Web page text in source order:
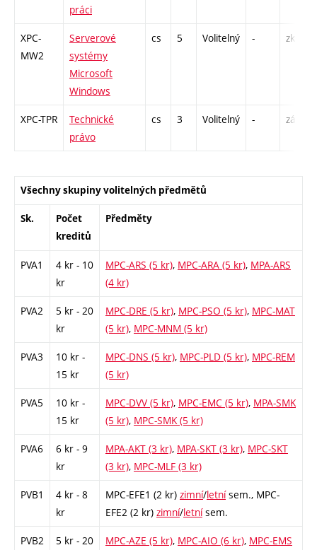
práci
XPC-
MW2
Serverové
systémy
Microsoft
Windows
cs 5 Volitelný - zk
XPC-TPR
Technické
právo
cs 3 Volitelný - zá
Všechny skupiny volitelných předmětů
Sk.
Počet
kreditů
Předměty
PVA1
4 kr - 10
kr
MPC-ARS (5 kr), MPC-ARA (5 kr), MPA-ARS
(4 kr)
PVA2
5 kr - 20
kr
MPC-DRE (5 kr), MPC-PSO (5 kr), MPC-MAT
(5 kr), MPC-MNM (5 kr)
PVA3
10 kr -
15 kr
MPC-DNS (5 kr), MPC-PLD (5 kr), MPC-REM
(5 kr)
PVA5
10 kr -
15 kr
MPC-DVV (5 kr), MPC-EMC (5 kr), MPA-SMK
(5 kr), MPC-SMK (5 kr)
PVA6
6 kr - 9
kr
MPA-AKT (3 kr), MPA-SKT (3 kr), MPC-SKT
(3 kr), MPC-MLF (3 kr)
PVB1
4 kr - 8
kr
MPC-EFE1 (2 kr) zimní/letnísem., MPC-
EFE2 (2 kr) zimní/letnísem.
PVB2
5 kr - 20
MPC-AZE (5 kr), MPC-AIO (6 kr), MPC-EMS